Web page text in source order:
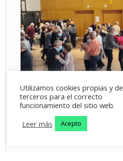
Utilizamos cookies propias y de
terceros para el correcto
funcionamiento del sitio web.
Leer más
Acepto